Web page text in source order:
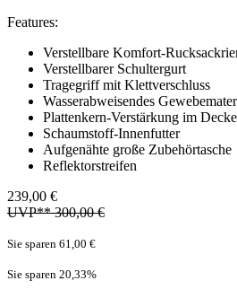
Features:
Verstellbare Komfort-
Verstellbarer Schultergurt
Tragegriff mit Klettverschluss
Wasserabweisendes
Plattenkern-Verstärkung im
Schaumstoff-Innenfutter
Aufgenähte große Zubehörtasche
Reflektorstreifen
239,00 €
UVP** 300,00 €
Sie sparen 61,00 €
Sie sparen 20,33%